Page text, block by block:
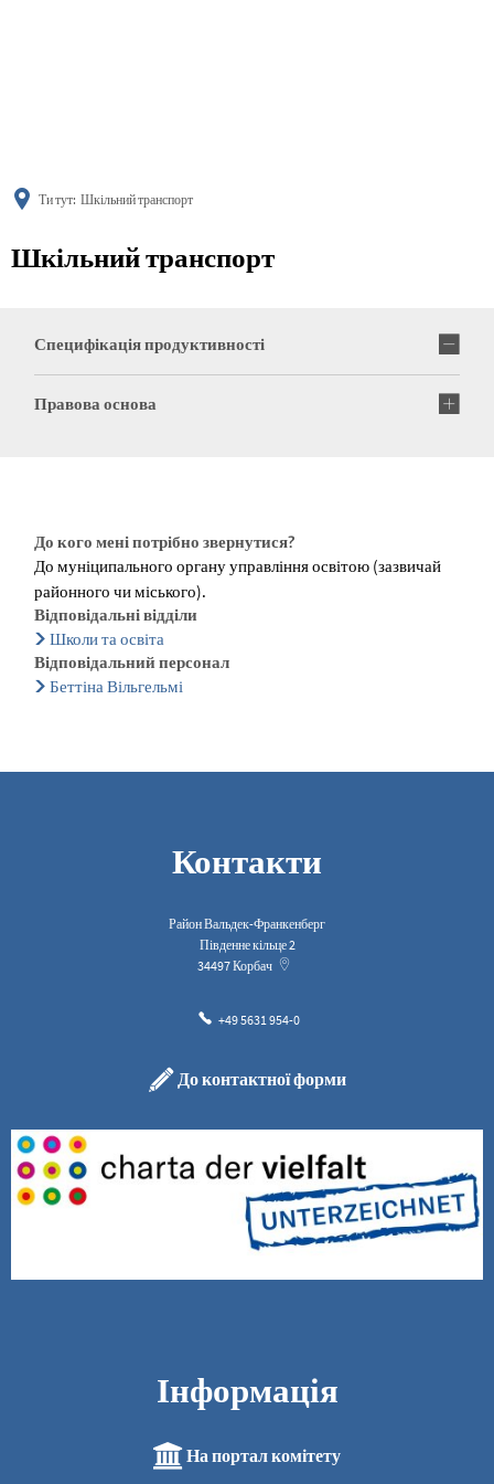
Ти тут: Шкільний транспорт
Шкільний транспорт
Специфікація продуктивності
Правова основа
До кого мені потрібно звернутися?
До муніципального органу управління освітою (зазвичай
районного чи міського).
Відповідальні відділи
Школи та освіта
Відповідальний персонал
Беттіна Вільгельмі
Контакти
Район Вальдек-Франкенберг
Південне кільце 2
34497Корбач
+49 5631 954-0
До контактної форми
Інформація
На портал комітету